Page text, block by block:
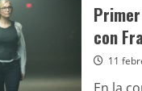
con
11
En la